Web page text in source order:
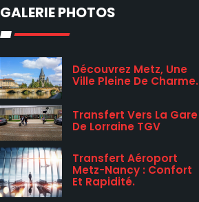
GALERIE PHOTOS
Découvrez Metz, Une
Ville Pleine De Charme.
Transfert Vers La Gare
De Lorraine TGV
Transfert Aéroport
Metz-Nancy : Confort
Et Rapidité.